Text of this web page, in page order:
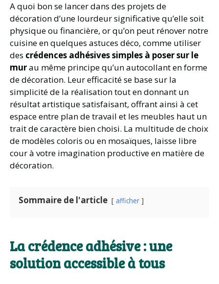
A quoi bon se lancer dans des projets de
décoration d’une lourdeur significative qu’elle soit
physique ou financière, or qu’on peut rénover notre
cuisine en quelques astuces déco, comme utiliser
des crédences adhésives simples à poser sur le
murau même principe qu’un autocollant en forme
de décoration. Leur efficacité se base sur la
simplicité de la réalisation tout en donnant un
résultat artistique satisfaisant, offrant ainsi à cet
espace entre plan de travail et les meubles haut un
trait de caractère bien choisi. La multitude de choix
de modèles coloris ou en mosaïques, laisse libre
cour à votre imagination productive en matière de
décoration.
Sommaire de l'article afficher
La crédence adhésive : une
solution accessible à tous